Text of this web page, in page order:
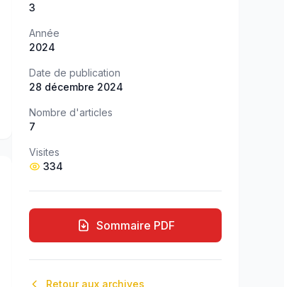
3
Année
2024
Date de publication
28 décembre 2024
Nombre d'articles
7
Visites
334
Sommaire PDF
Retour aux archives